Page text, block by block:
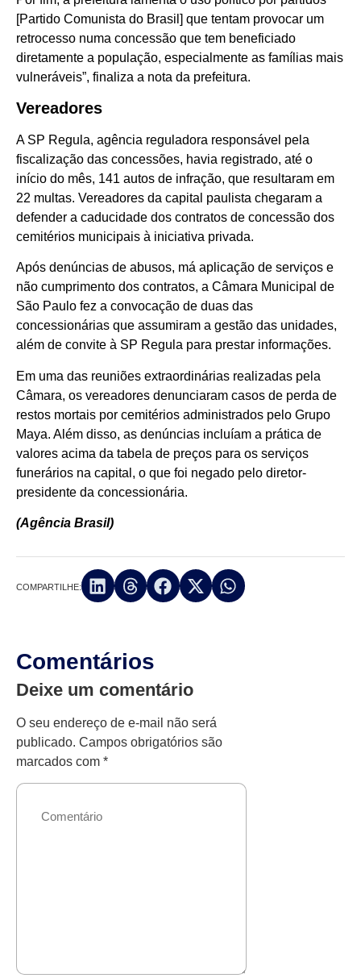
[Partido Comunista do Brasil] que tentam provocar um
retrocesso numa concessão que tem beneficiado
diretamente a população, especialmente as famílias mais
vulneráveis”, finaliza a nota da prefeitura.
Vereadores
A SP Regula, agência reguladora responsável pela
fiscalização das concessões, havia registrado, até o
início do mês, 141 autos de infração, que resultaram em
22 multas. Vereadores da capital paulista chegaram a
defender a caducidade dos contratos de concessão dos
cemitérios municipais à iniciativa privada.
Após denúncias de abusos, má aplicação de serviços e
não cumprimento dos contratos, a Câmara Municipal de
São Paulo fez a convocação de duas das
concessionárias que assumiram a gestão das unidades,
além de convite à SP Regula para prestar informações.
Em uma das reuniões extraordinárias realizadas pela
Câmara, os vereadores denunciaram casos de perda de
restos mortais por cemitérios administrados pelo Grupo
Maya. Além disso, as denúncias incluíam a prática de
valores acima da tabela de preços para os serviços
funerários na capital, o que foi negado pelo diretor-
presidente da concessionária.
(Agência Brasil)
COMPARTILHE:
Comentários
Deixe um comentário
O seu endereço de e-mail não será
publicado. Campos obrigatórios são
marcados com *